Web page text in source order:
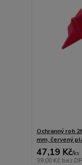
Ochranný roh
mm, červený
47,19 Kč/ks
39,00 Kč bez